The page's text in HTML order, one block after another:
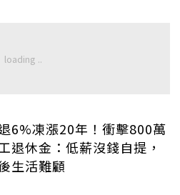
6%凍漲20年！衝擊800萬
退休金：低薪沒錢自提，
生活難顧